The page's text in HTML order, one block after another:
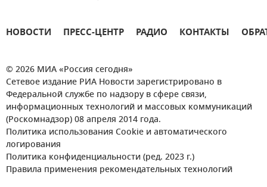
НОВОСТИ ПРЕСС-ЦЕНТР РАДИО КОНТАКТЫ
© 2026 МИА «Россия сегодня»
Сетевое издание РИА Новости зарегистрировано в
Федеральной службе по надзору в сфере связи,
информационных технологий и массовых коммуникаций
(Роскомнадзор) 08 апреля 2014 года.
Политика использования Cookie и автоматического
логирования
Политика конфиденциальности (ред. 2023 г.)
Правила применения рекомендательных технологий